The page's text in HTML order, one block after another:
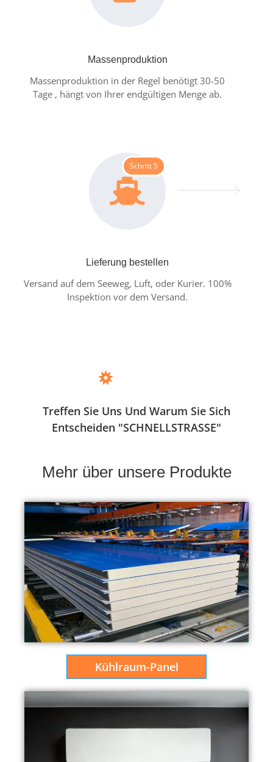
Massenproduktion
Massenproduktion in der Regel benötigt 30-50
Tage , hängt von Ihrer endgültigen Menge ab.
Schritt 5
Lieferung bestellen
Versand auf dem Seeweg, Luft, oder Kurier. 100%
Inspektion vor dem Versand.
Treffen Sie Uns Und Warum Sie Sich
Entscheiden "SCHNELLSTRASSE"
Mehr über unsere Produkte
Kühlraum-Panel